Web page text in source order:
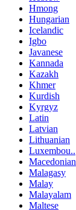
Hmong
Hungarian
Icelandic
Igbo
Javanese
Kannada
Kazakh
Khmer
Kurdish
Kyrgyz
Latin
Latvian
Lithuanian
Luxembou..
Macedonian
Malagasy
Malay
Malayalam
Maltese